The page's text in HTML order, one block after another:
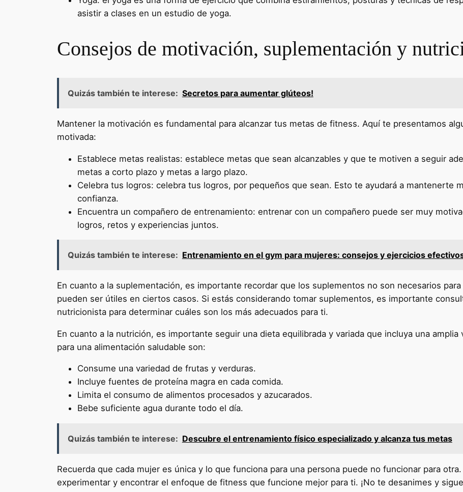
asistir a clases en un estudio de yoga.
Consejos de motivación, suplementación y
Quizás también te interese: Secretos para aumentar glúteos!
Mantener la motivación es fundamental para alcanzar tus metas de fitness. Aquí te presentamos
motivada:
Establece metas realistas: establece metas que sean alcanzables y que te motiven a seguir
metas a corto plazo y metas a largo plazo.
Celebra tus logros: celebra tus logros, por pequeños que sean. Esto te ayudará a mantenerte
confianza.
Encuentra un compañero de entrenamiento: entrenar con un compañero puede ser muy
logros, retos y experiencias juntos.
Quizás también te interese: Entrenamiento en el gym para mujeres: consejos y ejercicios
En cuanto a la suplementación, es importante recordar que los suplementos no son necesarios
pueden ser útiles en ciertos casos. Si estás considerando tomar suplementos, es importante
nutricionista para determinar cuáles son los más adecuados para ti.
En cuanto a la nutrición, es importante seguir una dieta equilibrada y variada que incluya una
para una alimentación saludable son:
Consume una variedad de frutas y verduras.
Incluye fuentes de proteína magra en cada comida.
Limita el consumo de alimentos procesados y azucarados.
Bebe suficiente agua durante todo el día.
Quizás también te interese: Descubre el entrenamiento físico especializado y alcanza tus metas
Recuerda que cada mujer es única y lo que funciona para una persona puede no funcionar para
experimentar y encontrar el enfoque de fitness que funcione mejor para ti. ¡No te desanimes y